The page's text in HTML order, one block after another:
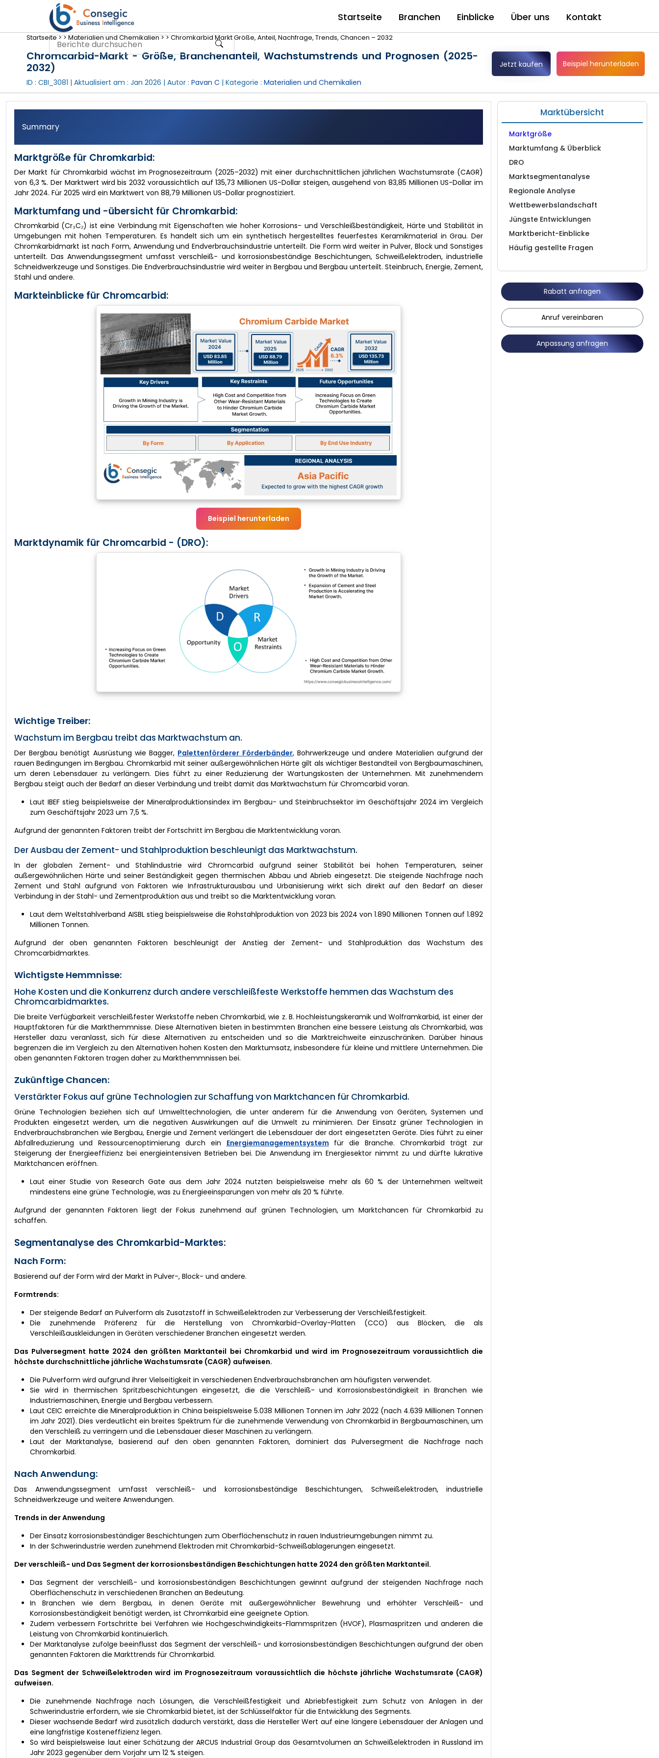
Startseite Branchen Einblicke Über uns Kontakt
Startseite >>Materialien und Chemikalien >>Chromkarbid Markt Größe, Anteil, Nachfrage, Trends, Chancen – 2032
Chromcarbid-Markt - Größe, Branchenanteil, Wachstumstrends und Prognosen (2025-
2032)
ID : CBI_3081 | Aktualisiert am : Jan 2026 | Autor : Pavan C | Kategorie : Materialien und Chemikalien
Jetzt kaufen Beispiel herunterladen
Summary
Marktgröße für Chromkarbid:
Der Markt für Chromkarbid wächst im Prognosezeitraum (2025–2032) mit einer durchschnittlichen jährlichen Wachstumsrate (CAGR)
von 6,3 %. Der Marktwert wird bis 2032 voraussichtlich auf 135,73 Millionen US-Dollar steigen, ausgehend von 83,85 Millionen US-Dollar im
Jahr 2024. Für 2025 wird ein Marktwert von 88,79 Millionen US-Dollar prognostiziert.
Marktumfang und -übersicht für Chromkarbid:
Chromkarbid (Cr₃C₂) ist eine Verbindung mit Eigenschaften wie hoher Korrosions- und Verschleißbeständigkeit, Härte und Stabilität in
Umgebungen mit hohen Temperaturen. Es handelt sich um ein synthetisch hergestelltes feuerfestes Keramikmaterial in Grau. Der
Chromkarbidmarkt ist nach Form, Anwendung und Endverbrauchsindustrie unterteilt. Die Form wird weiter in Pulver, Block und Sonstiges
unterteilt. Das Anwendungssegment umfasst verschleiß- und korrosionsbeständige Beschichtungen, Schweißelektroden, industrielle
Schneidwerkzeuge und Sonstiges. Die Endverbrauchsindustrie wird weiter in Bergbau und Bergbau unterteilt. Steinbruch, Energie, Zement,
Stahl und andere.
Markteinblicke für Chromcarbid:
Beispiel herunterladen
Marktdynamik für Chromcarbid - (DRO):
Wichtige Treiber:
Wachstum im Bergbau treibt das Marktwachstum an.
Der Bergbau benötigt Ausrüstung wie Bagger, Palettenförderer Förderbänder, Bohrwerkzeuge und andere Materialien aufgrund der
rauen Bedingungen im Bergbau. Chromkarbid mit seiner außergewöhnlichen Härte gilt als wichtiger Bestandteil von Bergbaumaschinen,
um deren Lebensdauer zu verlängern. Dies führt zu einer Reduzierung der Wartungskosten der Unternehmen. Mit zunehmendem
Bergbau steigt auch der Bedarf an dieser Verbindung und treibt damit das Marktwachstum für Chromcarbid voran.
Laut IBEF stieg beispielsweise der Mineralproduktionsindex im Bergbau- und Steinbruchsektor im Geschäftsjahr 2024 im Vergleich
zum Geschäftsjahr 2023 um 7,5 %.
Aufgrund der genannten Faktoren treibt der Fortschritt im Bergbau die Marktentwicklung voran.
Der Ausbau der Zement- und Stahlproduktion beschleunigt das Marktwachstum.
In der globalen Zement- und Stahlindustrie wird Chromcarbid aufgrund seiner Stabilität bei hohen Temperaturen, seiner
außergewöhnlichen Härte und seiner Beständigkeit gegen thermischen Abbau und Abrieb eingesetzt. Die steigende Nachfrage nach
Zement und Stahl aufgrund von Faktoren wie Infrastrukturausbau und Urbanisierung wirkt sich direkt auf den Bedarf an dieser
Verbindung in der Stahl- und Zementproduktion aus und treibt so die Marktentwicklung voran.
Laut dem Weltstahlverband AISBL stieg beispielsweise die Rohstahlproduktion von 2023 bis 2024 von 1.890 Millionen Tonnen auf 1.892
Millionen Tonnen.
Aufgrund der oben genannten Faktoren beschleunigt der Anstieg der Zement- und Stahlproduktion das Wachstum des
Chromcarbidmarktes.
Wichtigste Hemmnisse:
Hohe Kosten und die Konkurrenz durch andere verschleißfeste Werkstoffe hemmen das Wachstum des
Chromcarbidmarktes.
Die breite Verfügbarkeit verschleißfester Werkstoffe neben Chromkarbid, wie z. B. Hochleistungskeramik und Wolframkarbid, ist einer der
Hauptfaktoren für die Markthemmnisse. Diese Alternativen bieten in bestimmten Branchen eine bessere Leistung als Chromkarbid, was
Hersteller dazu veranlasst, sich für diese Alternativen zu entscheiden und so die Marktreichweite einzuschränken. Darüber hinaus
begrenzen die im Vergleich zu den Alternativen hohen Kosten den Marktumsatz, insbesondere für kleine und mittlere Unternehmen. Die
oben genannten Faktoren tragen daher zu Markthemmnissen bei.
Zukünftige Chancen:
Verstärkter Fokus auf grüne Technologien zur Schaffung von Marktchancen für Chromkarbid.
Grüne Technologien beziehen sich auf Umwelttechnologien, die unter anderem für die Anwendung von Geräten, Systemen und
Produkten eingesetzt werden, um die negativen Auswirkungen auf die Umwelt zu minimieren. Der Einsatz grüner Technologien in
Endverbrauchsbranchen wie Bergbau, Energie und Zement verlängert die Lebensdauer der dort eingesetzten Geräte. Dies führt zu einer
Abfallreduzierung und Ressourcenoptimierung durch ein Energiemanagementsystem für die Branche. Chromkarbid trägt zur
Steigerung der Energieeffizienz bei energieintensiven Betrieben bei. Die Anwendung im Energiesektor nimmt zu und dürfte lukrative
Marktchancen eröffnen.
Laut einer Studie von Research Gate aus dem Jahr 2024 nutzten beispielsweise mehr als 60 % der Unternehmen weltweit
mindestens eine grüne Technologie, was zu Energieeinsparungen von mehr als 20 % führte.
Aufgrund der genannten Faktoren liegt der Fokus zunehmend auf grünen Technologien, um Marktchancen für Chromkarbid zu
schaffen.
Segmentanalyse des Chromkarbid-Marktes:
Nach Form:
Basierend auf der Form wird der Markt in Pulver-, Block- und andere.
Formtrends:
Der steigende Bedarf an Pulverform als Zusatzstoff in Schweißelektroden zur Verbesserung der Verschleißfestigkeit.
Die zunehmende Präferenz für die Herstellung von Chromkarbid-Overlay-Platten (CCO) aus Blöcken, die als
Verschleißauskleidungen in Geräten verschiedener Branchen eingesetzt werden.
Das Pulversegment hatte 2024 den größten Marktanteil bei Chromkarbid und wird im Prognosezeitraum voraussichtlich die
höchste durchschnittliche jährliche Wachstumsrate (CAGR) aufweisen.
Die Pulverform wird aufgrund ihrer Vielseitigkeit in verschiedenen Endverbrauchsbranchen am häufigsten verwendet.
Sie wird in thermischen Spritzbeschichtungen eingesetzt, die die Verschleiß- und Korrosionsbeständigkeit in Branchen wie
Industriemaschinen, Energie und Bergbau verbessern.
Laut CEIC erreichte die Mineralproduktion in China beispielsweise 5.038 Millionen Tonnen im Jahr 2022 (nach 4.639 Millionen Tonnen
im Jahr 2021). Dies verdeutlicht ein breites Spektrum für die zunehmende Verwendung von Chromkarbid in Bergbaumaschinen, um
den Verschleiß zu verringern und die Lebensdauer dieser Maschinen zu verlängern.
Laut der Marktanalyse, basierend auf den oben genannten Faktoren, dominiert das Pulversegment die Nachfrage nach
Chromkarbid.
Nach Anwendung:
Das Anwendungssegment umfasst verschleiß- und korrosionsbeständige Beschichtungen, Schweißelektroden, industrielle
Schneidwerkzeuge und weitere Anwendungen.
Trends in der Anwendung
Der Einsatz korrosionsbeständiger Beschichtungen zum Oberflächenschutz in rauen Industrieumgebungen nimmt zu.
In der Schwerindustrie werden zunehmend Elektroden mit Chromkarbid-Schweißablagerungen eingesetzt.
Der verschleiß- und Das Segment der korrosionsbeständigen Beschichtungen hatte 2024 den größten Marktanteil.
Das Segment der verschleiß- und korrosionsbeständigen Beschichtungen gewinnt aufgrund der steigenden Nachfrage nach
Oberflächenschutz in verschiedenen Branchen an Bedeutung.
In Branchen wie dem Bergbau, in denen Geräte mit außergewöhnlicher Bewehrung und erhöhter Verschleiß- und
Korrosionsbeständigkeit benötigt werden, ist Chromkarbid eine geeignete Option.
Zudem verbessern Fortschritte bei Verfahren wie Hochgeschwindigkeits-Flammspritzen (HVOF), Plasmaspritzen und anderen die
Leistung von Chromkarbid kontinuierlich.
Der Marktanalyse zufolge beeinflusst das Segment der verschleiß- und korrosionsbeständigen Beschichtungen aufgrund der oben
genannten Faktoren die Markttrends für Chromkarbid.
Das Segment der Schweißelektroden wird im Prognosezeitraum voraussichtlich die höchste jährliche Wachstumsrate (CAGR)
aufweisen.
Die zunehmende Nachfrage nach Lösungen, die Verschleißfestigkeit und Abriebfestigkeit zum Schutz von Anlagen in der
Schwerindustrie erfordern, wie sie Chromkarbid bietet, ist der Schlüsselfaktor für die Entwicklung des Segments.
Dieser wachsende Bedarf wird zusätzlich dadurch verstärkt, dass die Hersteller Wert auf eine längere Lebensdauer der Anlagen und
eine langfristige Kosteneffizienz legen.
So wird beispielsweise laut einer Schätzung der ARCUS Industrial Group das Gesamtvolumen an Schweißelektroden in Russland im
Jahr 2023 gegenüber dem Vorjahr um 12 % steigen.
Marktübersicht
Marktgröße
Marktumfang & Überblick
DRO
Marktsegmentanalyse
Regionale Analyse
Wettbewerbslandschaft
Jüngste Entwicklungen
Marktbericht-Einblicke
Häufig gestellte Fragen
Rabatt anfragen
Anruf vereinbaren
Anpassung anfragen